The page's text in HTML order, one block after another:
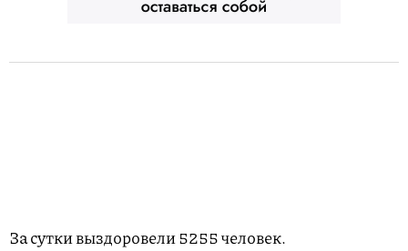
За сутки выздоровели 5255 человек.